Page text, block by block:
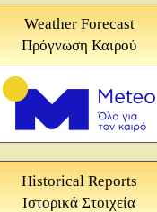
Weather Forecast
Πρόγνωση Καιρού
Historical Reports
Ιστορικά Στοιχεία